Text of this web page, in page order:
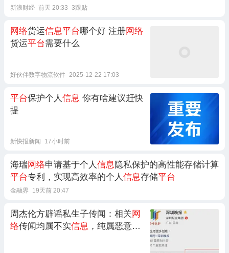
新浪财经 前天 20:33 3跟贴
网络货运信息平台哪个好 注册网络
货运平台需要什么
好伙伴数字物流软件 2025-12-22 17:03
平台保护个人信息 你有啥建议赶快
提
新快报新闻 17小时前
海瑞网络申请基于个人信息隐私保护的高性能存储计算
平台专利，实现高效率的个人信息存储平台
金融界 19天前 20:47
周杰伦方辟谣私生子传闻：相关网
络传闻均属不实信息 ，纯属恶意造